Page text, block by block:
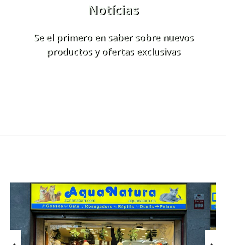
Notícias
Se el primero en saber sobre nuevos
productos y ofertas exclusivas